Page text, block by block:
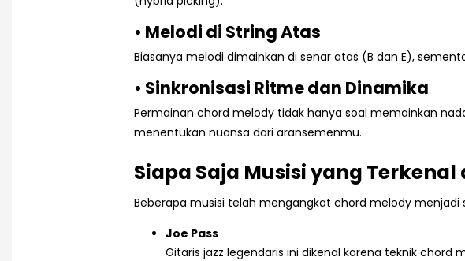
• Melodi di String Atas
Biasanya melodi dimainkan di senar atas (B dan E),
• Sinkronisasi Ritme dan Dinamika
Permainan chord melody tidak hanya soal memainkan
menentukan nuansa dari aransemenmu.
Siapa Saja Musisi yang
Beberapa musisi telah mengangkat chord melody menjadi
Joe Pass
Gitaris jazz legendaris ini dikenal karena teknik